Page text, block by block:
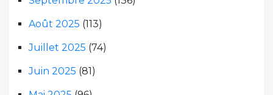
Août 2025 (113)
Juillet 2025 (74)
Juin 2025 (81)